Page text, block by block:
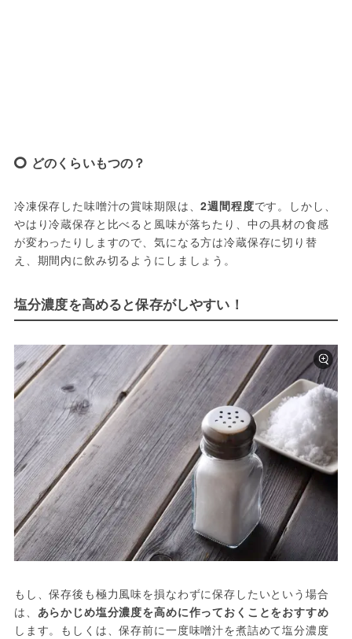
どのくらいもつの？
冷凍保存した味噌汁の賞味期限は、2週間程度です。しかし、
やはり冷蔵保存と比べると風味が落ちたり、中の具材の食感
が変わったりしますので、気になる方は冷蔵保存に切り替
え、期間内に飲み切るようにしましょう。
塩分濃度を高めると保存がしやすい！
もし、保存後も極力風味を損なわずに保存したいという場合
は、 あらかじめ塩分濃度を高めに作っておくことをおすすめ
します。もしくは、保存前に一度味噌汁を煮詰めて塩分濃度